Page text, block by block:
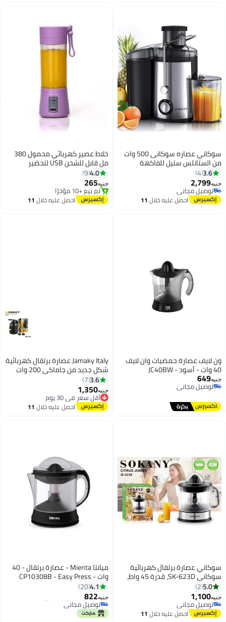
سوكاني عصاره سوكانى 500 وات
من الستانلس ستيل للفاكهة
اسود/ستانلس ستيل (ضمان سنة)
3.6
4
جنيه2,799
توصيل مجاني
توصيل مجانياحصل عليه خلال 11
خلاط عصير كهربائي محمول 380
مل قابل للشحن USB لتحضير
السموثي والعصائر - متعدد الألوان
4.0
9
جنيه265
توصيل مجاني
بتخلّص بسرعة
تم بيع +10 مؤخرًا
احصل عليه خلال 11
ون لايف عصارة حمضيات وان لايف
40 وات - أسود - JC40BW
جنيه649
توصيل مجاني
توصيل مجاني
Jamaky Italy عصارة برتقال كهربائية
شكل جديد من جاماكي 200 وات
ايطالي JMK4019 بضمان سنه
3.6
7
جنيه1,350
أقل سعر في 30 يوم
توصيل مجاني
أقل سعر في 30 يوماحصل عليه خلال 11
سوكاني عصارة برتقال كهربائية
سوكاني SK-623D، قدرة 45 واط،
أوتوماتيكية للبرتقال والليمون
بغطاء شفاف ودوران مزدوج سهلة
التنظيف
5.0
2
جنيه1,100
توصيل مجاني
توصيل مجانياحصل عليه خلال 11
ميانتا Mienta - عصارة برتقال - 40
وات - CP10308B - Easy Press
4.1
20
جنيه822
أقل سعر في 30 يوم